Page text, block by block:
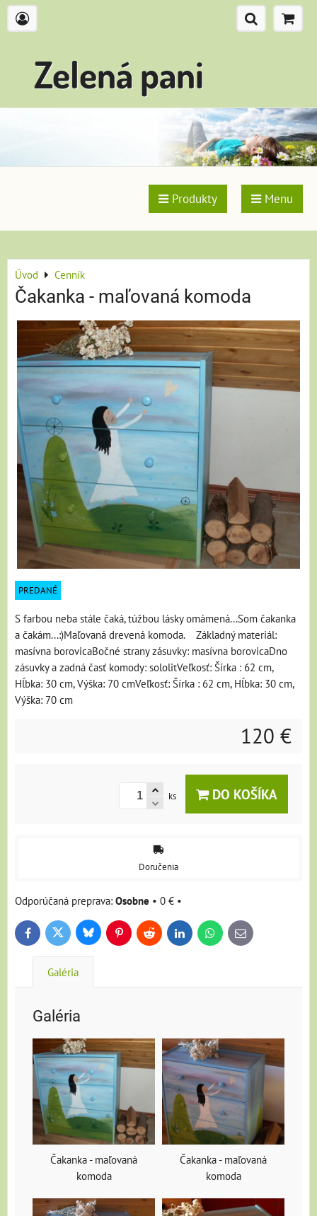
Zelená pani
Produkty Menu
Úvod Cenník
Čakanka - maľovaná komoda
PREDANÉ
S farbou neba stále čaká, túžbou lásky omámená...Som čakanka
a čakám...:)Maľovaná drevená komoda. Základný materiál:
masívna borovicaBočné strany zásuvky: masívna borovicaDno
zásuvky a zadná časť komody: sololitVeľkosť: Šírka : 62 cm,
Hĺbka: 30 cm, Výška: 70 cmVeľkosť: Šírka : 62 cm, Hĺbka: 30 cm,
Výška: 70 cm
120 €
ks DO KOŠÍKA
Doručenia
Osobne • 0 € •
FacebookTwitter BlueskyPinterestReddit LinkedInWhatsApp
E-
mail
Galéria
Galéria
Čakanka - maľovaná
komoda
Čakanka - maľovaná
komoda